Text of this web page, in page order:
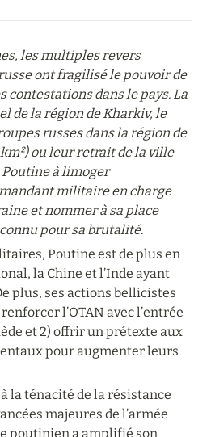
les multiples revers
ont fragilisé le pouvoir de
contestations dans le pays. La
de la région de Kharkiv, le
russes dans la région de
ou leur retrait de la ville
Poutine à limoger
militaire en charge
et nommer à sa place
pour sa brutalité.
Poutine est de plus en
la Chine et l’Inde ayant
plus, ses actions bellicistes
l’OTAN avec l’entrée
et 2) offrir un prétexte aux
pour augmenter leurs
la ténacité de la résistance
majeures de l’armée
poutinien a amplifié son